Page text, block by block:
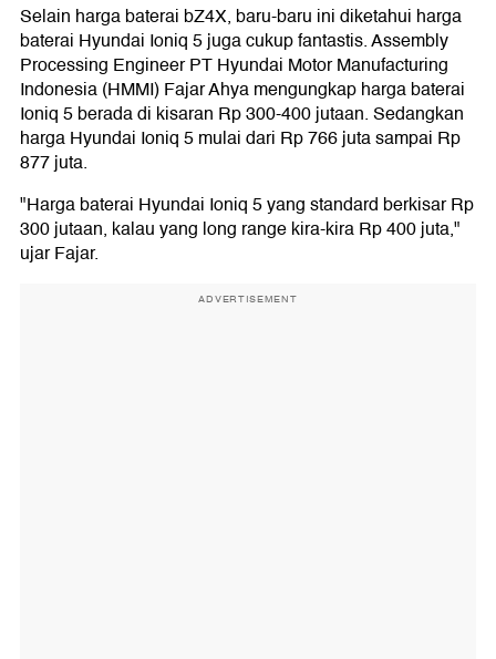
Selain harga baterai bZ4X, baru-baru ini diketahui harga
baterai Hyundai Ioniq 5 juga cukup fantastis. Assembly
Processing Engineer PT Hyundai Motor Manufacturing
Indonesia (HMMI) Fajar Ahya mengungkap harga baterai
Ioniq 5 berada di kisaran Rp 300-400 jutaan. Sedangkan
harga Hyundai Ioniq 5 mulai dari Rp 766 juta sampai Rp
877 juta.
"Harga baterai Hyundai Ioniq 5 yang standard berkisar Rp
300 jutaan, kalau yang long range kira-kira Rp 400 juta,"
ujar Fajar.
ADVERTISEMENT